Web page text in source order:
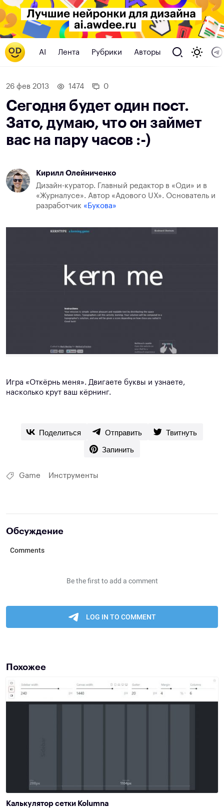
AI Лента Рубрики Авторы
26 фев 2013 1474 0
Сегодня будет один пост.
Зато, думаю, что он займет
вас на пару часов :-)
Кирилл Олейниченко
Дизайн-куратор. Главный редактор в «Оди» и в
«Журналусе». Автор «Адового UX». Основатель и
разработчик «Букова»
Игра «Откёрнь меня». Двигаете буквы и узнаете,
насколько крут ваш кёрнинг.
Поделиться Отправить
Твитнуть
Запинить
Game Инструменты
Обсуждение
Похожее
Калькулятор сетки Kolumna